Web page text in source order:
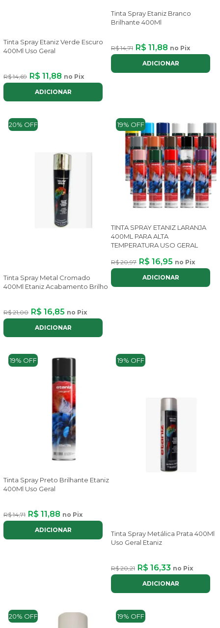
Tinta Spray Etaniz Verde Escuro
400Ml Uso Geral
R$ 14,69 R$ 11,88 no Pix
ADICIONAR
Tinta Spray Etaniz Branco
Brilhante 400Ml
R$ 14,71 R$ 11,88 no Pix
ADICIONAR
20% OFF
Tinta Spray Metal Cromado
400Ml Etaniz Acabamento Brilho
R$ 21,00 R$ 16,85 no Pix
ADICIONAR
19% OFF
TINTA SPRAY ETANIZ LARANJA
400ML PARA ALTA
TEMPERATURA USO GERAL
R$ 20,97 R$ 16,95 no Pix
ADICIONAR
19% OFF
Tinta Spray Preto Brilhante Etaniz
400Ml Uso Geral
R$ 14,71 R$ 11,88 no Pix
ADICIONAR
19% OFF
Tinta Spray Metálica Prata 400Ml
Uso Geral Etaniz
R$ 20,21 R$ 16,33 no Pix
ADICIONAR
20% OFF 19% OFF